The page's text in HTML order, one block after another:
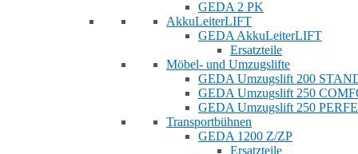
GEDA 2 PK
AkkuLeiterLIFT
GEDA AkkuLeiterLIFT
Ersatzteile
Möbel- und Umzugslifte
GEDA Umzugslift 200
GEDA Umzugslift 250
GEDA Umzugslift 250
Transportbühnen
GEDA 1200 Z/ZP
Ersatzteile